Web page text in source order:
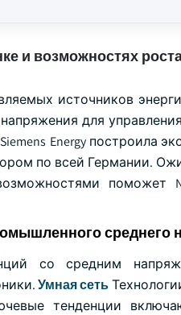
и возможностях
источников
для
Energy построила
по всей Германии.
поможет
среднего
со средним
Умная сеть
тенденции